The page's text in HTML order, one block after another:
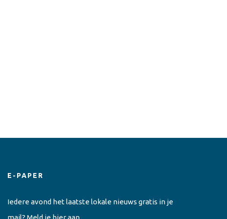
E-PAPER
Iedere avond het laatste lokale nieuws gratis in je